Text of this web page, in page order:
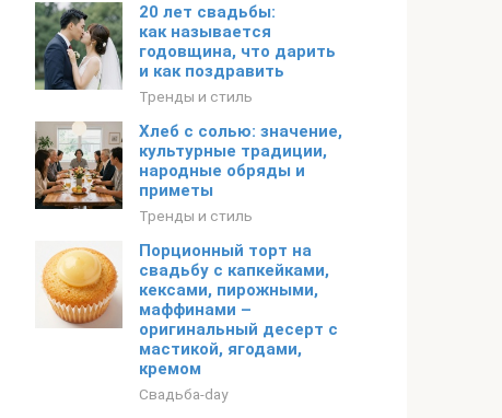
20 лет свадьбы:
как называется
годовщина, что дарить
и как поздравить
Тренды и стиль
Хлеб с солью: значение,
культурные традиции,
народные обряды и
приметы
Тренды и стиль
Порционный торт на
свадьбу с капкейками,
кексами, пирожными,
маффинами –
оригинальный десерт с
мастикой, ягодами,
кремом
Свадьба-day